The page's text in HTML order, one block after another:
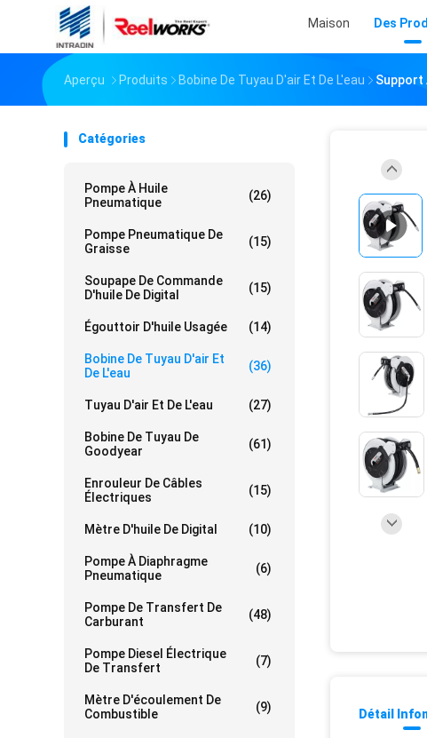
Maison Des
Aperçu Produits Bobine De Tuyau D'air Et De L'eau Support
Catégories
Pompe À Huile
Pneumatique
(26)
Pompe Pneumatique De
Graisse
(15)
Soupape De Commande
D'huile De Digital
(15)
Égouttoir D'huile Usagée (14)
Bobine De Tuyau D'air Et
De L'eau
(36)
Tuyau D'air Et De L'eau (27)
Bobine De Tuyau De
Goodyear
(61)
Enrouleur De Câbles
Électriques
(15)
Mètre D'huile De Digital (10)
Pompe À Diaphragme
Pneumatique
(6)
Pompe De Transfert De
Carburant
(48)
Pompe Diesel Électrique
De Transfert
(7)
Mètre D'écoulement De
Combustible
(9) Détail